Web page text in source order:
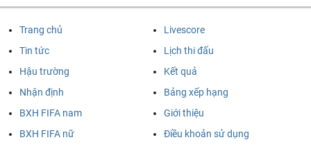
Trang chủ
Tin tức
Hậu trường
Nhận định
Livescore
Lịch thi đấu
Kết quả
Bảng xếp hạng
BXH FIFA nam
BXH FIFA nữ
Giới thiệu
Điều khoản sử dụng